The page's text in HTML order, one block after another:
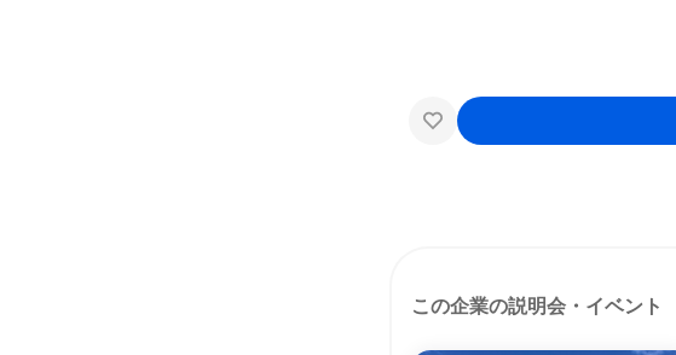
この企業の説明会・イベント